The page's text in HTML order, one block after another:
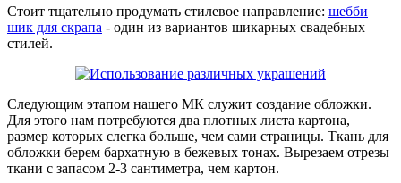
Стоит тщательно продумать стилевое направление: шебби
шик для скрапа - один из вариантов шикарных свадебных
стилей.
Следующим этапом нашего МК служит создание обложки.
Для этого нам потребуются два плотных листа картона,
размер которых слегка больше, чем сами страницы. Ткань для
обложки берем бархатную в бежевых тонах. Вырезаем отрезы
ткани с запасом 2-3 сантиметра, чем картон.